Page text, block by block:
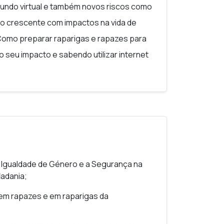
virtual e também novos riscos como
crescente com impactos na vida de
preparar raparigas e rapazes para
impacto e sabendo utilizar internet
a liberdade online e a prevenção da
com informação científica atualizada e
discentes face à ciberviolência.
– Conscientização sobre a
de Género e a Segurança na
rapazes e em raparigas da